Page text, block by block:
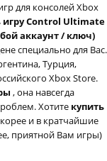
для консолей Xbox
игру Control Ultimate
аккаунт / ключ)
специально для Вас.
Турция,
Xbox Store.
, она навсегда
Хотите купить
и в кратчайшие
приятной Вам игры)